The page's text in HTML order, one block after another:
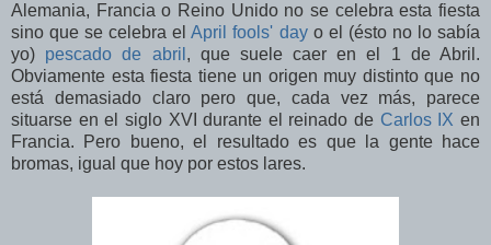
Alemania, Francia o Reino Unido no se celebra esta fiesta
sino que se celebra elApril fools' dayo el (ésto no lo sabía
yo) pescado de abril , que suele caer en el 1 de Abril.
Obviamente esta fiesta tiene un origen muy distinto que no
está demasiado claro pero que, cada vez más, parece
situarse en el siglo XVI durante el reinado de Carlos IX en
Francia. Pero bueno, el resultado es que la gente hace
bromas, igual que hoy por estos lares.